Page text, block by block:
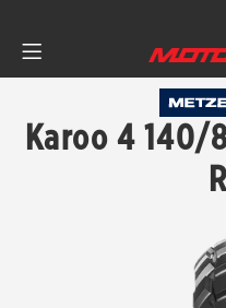
Karoo 4 140/